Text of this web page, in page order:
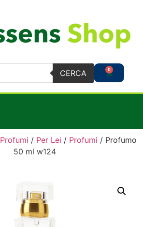
CERCA 0
Profumi / Per Lei / Profumi / Profumo
50 ml w124